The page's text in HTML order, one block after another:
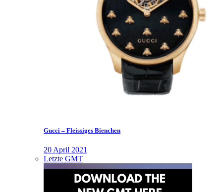
Gucci – Fleissiges Bienchen
20 April 2021
Letzte GMT